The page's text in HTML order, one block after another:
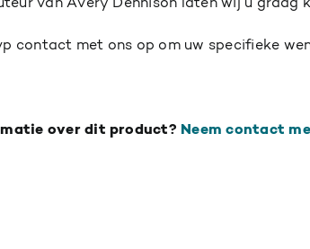
contact met ons op om uw specifieke
over dit product? Neem contact